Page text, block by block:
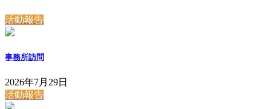
活動報告
事務所訪問
2026年7月29日
活動報告